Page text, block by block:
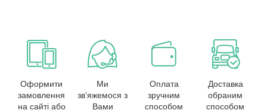
Оформити
замовлення
на сайті або
Ми
зв'яжемося з
Вами
Оплата
зручним
способом
Доставка
обраним
способом